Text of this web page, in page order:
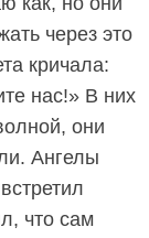
через это
кричала:
нас!» В них
они
Ангелы
что сам